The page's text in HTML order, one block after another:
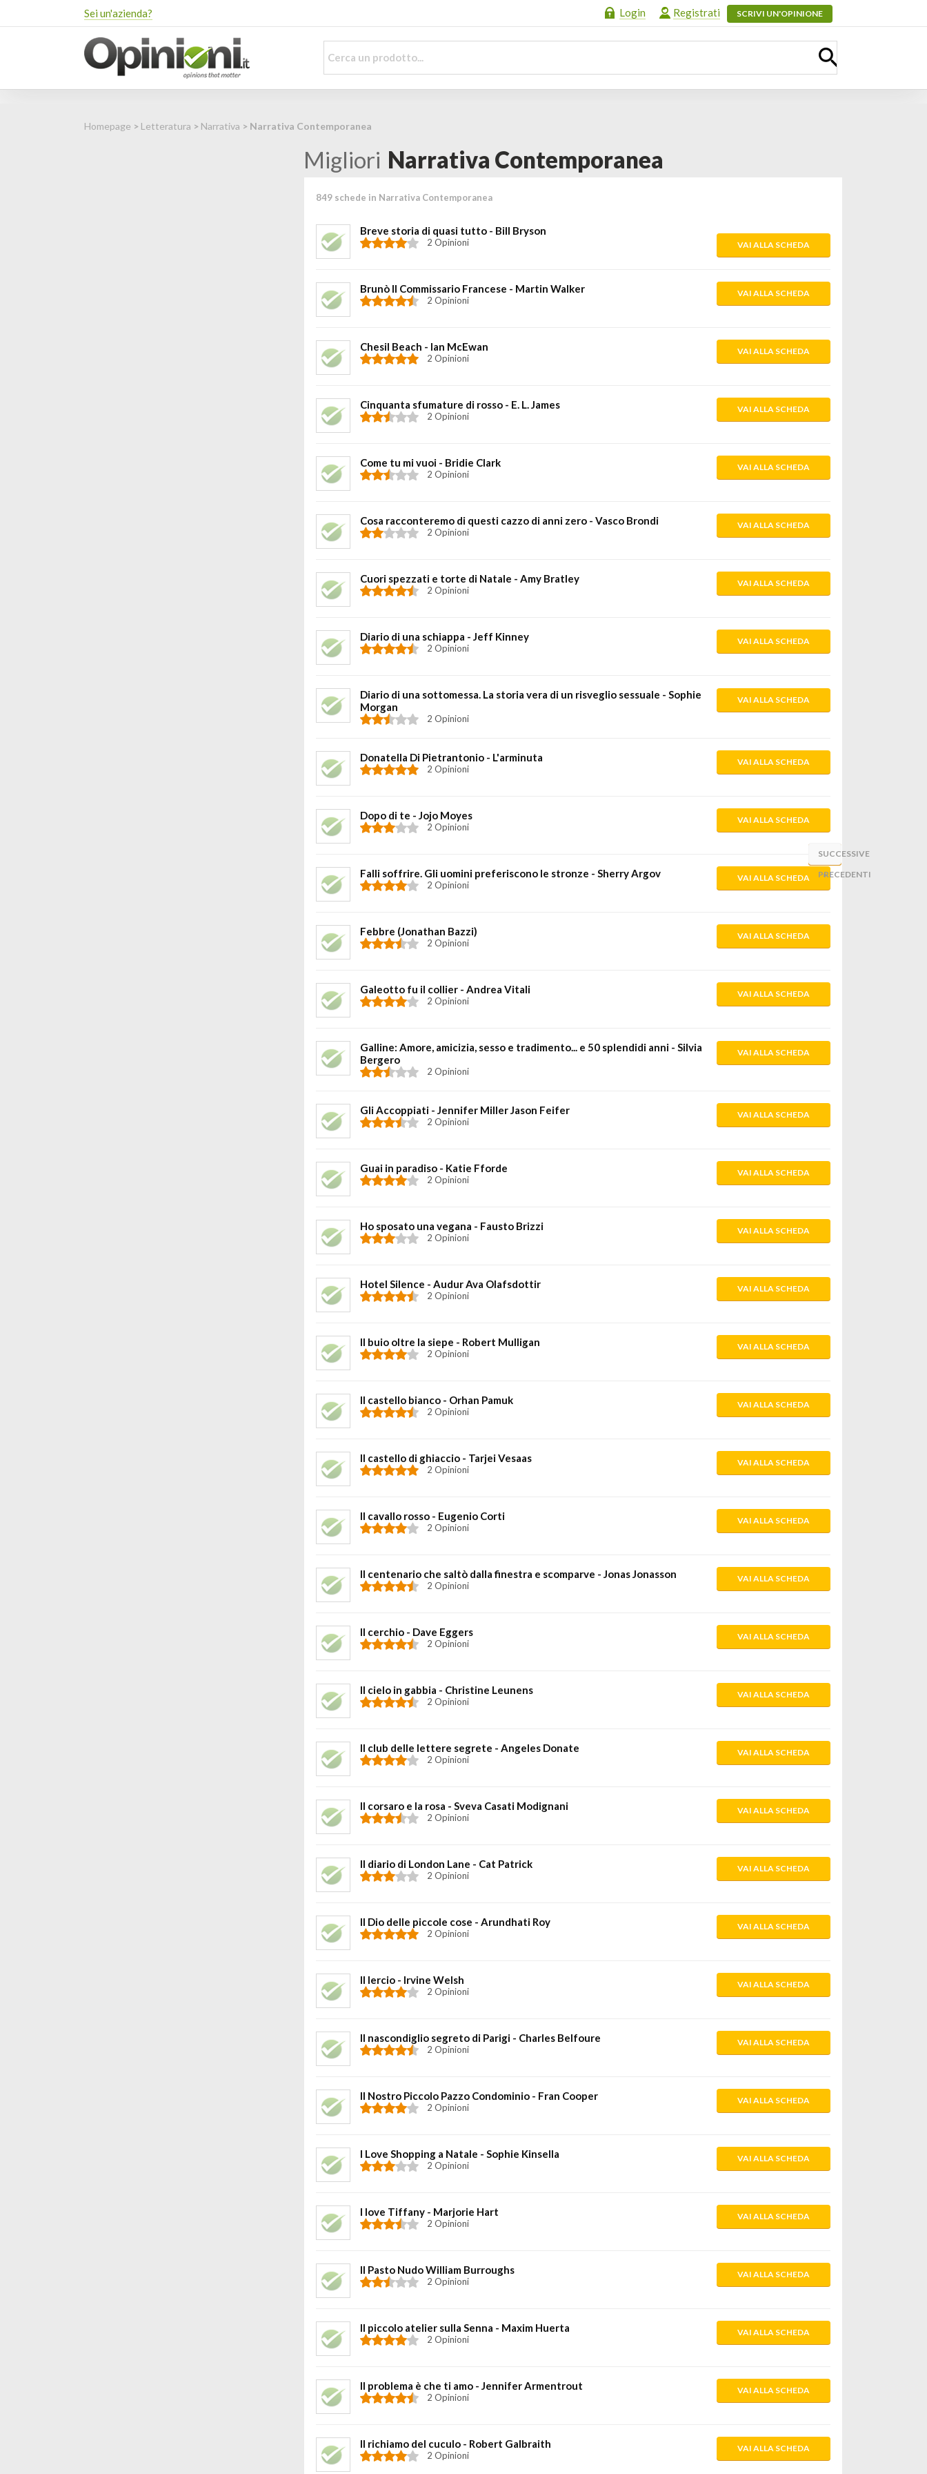
Sei un'azienda? Login Registrati SCRIVI UN'OPINIONE
Homepage > Letteratura > Narrativa > Narrativa Contemporanea
Migliori Narrativa Contemporanea
849 schede in Narrativa Contemporanea
Breve storia di quasi tutto - Bill Bryson
2 Opinioni VAI ALLA SCHEDA
Brunò Il Commissario Francese - Martin Walker
2 Opinioni
VAI ALLA SCHEDA
Chesil Beach - Ian McEwan
2 Opinioni
VAI ALLA SCHEDA
Cinquanta sfumature di rosso - E. L. James
2 Opinioni
VAI ALLA SCHEDA
Come tu mi vuoi - Bridie Clark
2 Opinioni
VAI ALLA SCHEDA
Cosa racconteremo di questi cazzo di anni zero - Vasco Brondi
2 Opinioni
VAI ALLA SCHEDA
Cuori spezzati e torte di Natale - Amy Bratley
2 Opinioni
VAI ALLA SCHEDA
Diario di una schiappa - Jeff Kinney
2 Opinioni
VAI ALLA SCHEDA
Diario di una sottomessa. La storia vera di un risveglio sessuale - Sophie
Morgan
2 Opinioni
VAI ALLA SCHEDA
Donatella Di Pietrantonio - L'arminuta
2 Opinioni
VAI ALLA SCHEDA
Dopo di te - Jojo Moyes
2 Opinioni
VAI ALLA SCHEDA
Falli soffrire. Gli uomini preferiscono le stronze - Sherry Argov
2 Opinioni
VAI ALLA SCHEDA
Febbre (Jonathan Bazzi)
2 Opinioni
VAI ALLA SCHEDA
Galeotto fu il collier - Andrea Vitali
2 Opinioni
VAI ALLA SCHEDA
Galline: Amore, amicizia, sesso e tradimento... e 50 splendidi anni - Silvia
Bergero
2 Opinioni
VAI ALLA SCHEDA
Gli Accoppiati - Jennifer Miller Jason Feifer
2 Opinioni
VAI ALLA SCHEDA
Guai in paradiso - Katie Fforde
2 Opinioni
VAI ALLA SCHEDA
Ho sposato una vegana - Fausto Brizzi
2 Opinioni
VAI ALLA SCHEDA
Hotel Silence - Audur Ava Olafsdottir
2 Opinioni
VAI ALLA SCHEDA
Il buio oltre la siepe - Robert Mulligan
2 Opinioni
VAI ALLA SCHEDA
Il castello bianco - Orhan Pamuk
2 Opinioni
VAI ALLA SCHEDA
Il castello di ghiaccio - Tarjei Vesaas
2 Opinioni
VAI ALLA SCHEDA
Il cavallo rosso - Eugenio Corti
2 Opinioni
VAI ALLA SCHEDA
Il centenario che saltò dalla finestra e scomparve - Jonas Jonasson
2 Opinioni
VAI ALLA SCHEDA
Il cerchio - Dave Eggers
2 Opinioni
VAI ALLA SCHEDA
Il cielo in gabbia - Christine Leunens
2 Opinioni
VAI ALLA SCHEDA
Il club delle lettere segrete - Angeles Donate
2 Opinioni
VAI ALLA SCHEDA
Il corsaro e la rosa - Sveva Casati Modignani
2 Opinioni
VAI ALLA SCHEDA
Il diario di London Lane - Cat Patrick
2 Opinioni
VAI ALLA SCHEDA
Il Dio delle piccole cose - Arundhati Roy
2 Opinioni
VAI ALLA SCHEDA
Il lercio - Irvine Welsh
2 Opinioni
VAI ALLA SCHEDA
Il nascondiglio segreto di Parigi - Charles Belfoure
2 Opinioni
VAI ALLA SCHEDA
Il Nostro Piccolo Pazzo Condominio - Fran Cooper
2 Opinioni
VAI ALLA SCHEDA
I Love Shopping a Natale - Sophie Kinsella
2 Opinioni
VAI ALLA SCHEDA
I love Tiffany - Marjorie Hart
2 Opinioni
VAI ALLA SCHEDA
Il Pasto Nudo William Burroughs
2 Opinioni
VAI ALLA SCHEDA
Il piccolo atelier sulla Senna - Maxim Huerta
2 Opinioni
VAI ALLA SCHEDA
Il problema è che ti amo - Jennifer Armentrout
2 Opinioni
VAI ALLA SCHEDA
Il richiamo del cuculo - Robert Galbraith
2 Opinioni
VAI ALLA SCHEDA
«
PRECEDENTI
SUCCESSIVE
»